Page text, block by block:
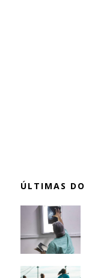
ÚLTIMAS